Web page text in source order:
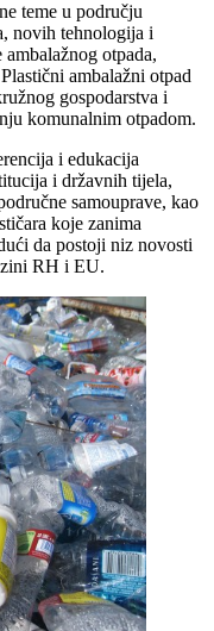
teme u području
novih tehnologija i
otpada,
ambalažni otpad
gospodarstva i
komunalnim otpadom.
i edukacija
i državnih tijela,
samouprave, kao
koje zanima
da postoji niz novosti
RH i EU.